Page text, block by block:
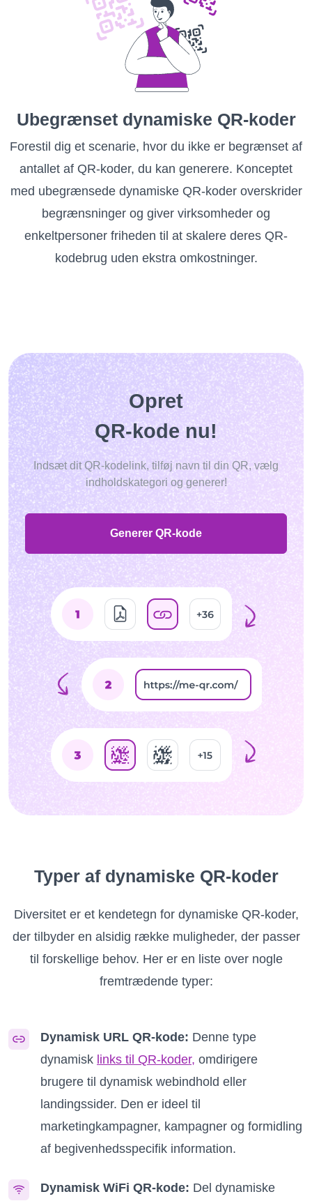
Ubegrænset dynamiske QR-koder
Forestil dig et scenarie, hvor du ikke er begrænset af
antallet af QR-koder, du kan generere. Konceptet
med ubegrænsede dynamiske QR-koder overskrider
begrænsninger og giver virksomheder og
enkeltpersoner friheden til at skalere deres QR-
kodebrug uden ekstra omkostninger.
Opret
QR-kode nu!
Indsæt dit QR-kodelink, tilføj navn til din QR, vælg
indholdskategori og generer!
Generer QR-kode
Typer af dynamiske QR-koder
Diversitet er et kendetegn for dynamiske QR-koder,
der tilbyder en alsidig række muligheder, der passer
til forskellige behov. Her er en liste over nogle
fremtrædende typer:
Dynamisk URL QR-kode: Denne type
dynamisk links til QR-koder, omdirigere
brugere til dynamisk webindhold eller
landingssider. Den er ideel til
marketingkampagner, kampagner og formidling
af begivenhedsspecifik information.
Dynamisk WiFi QR-kode: Del dynamiske